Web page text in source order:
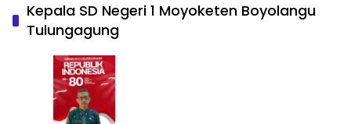
Kepala SD Negeri 1 Moyoketen Boyolangu
Tulungagung